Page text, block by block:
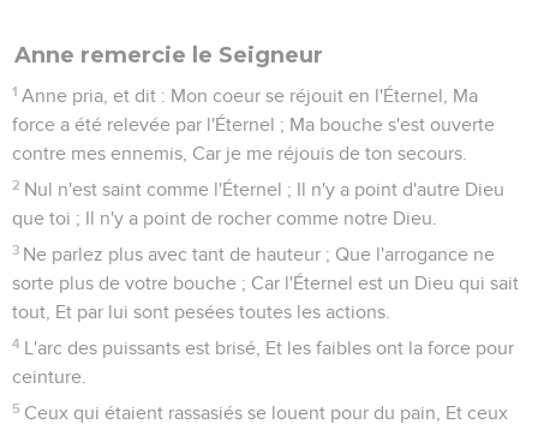
Anne remercie le Seigneur
1 Anne pria, et dit : Mon coeur se réjouit en l'Éternel, Ma
force a été relevée par l'Éternel ; Ma bouche s'est ouverte
contre mes ennemis, Car je me réjouis de ton secours.
2 Nul n'est saint comme l'Éternel ; Il n'y a point d'autre Dieu
que toi ; Il n'y a point de rocher comme notre Dieu.
3 Ne parlez plus avec tant de hauteur ; Que l'arrogance ne
sorte plus de votre bouche ; Car l'Éternel est un Dieu qui sait
tout, Et par lui sont pesées toutes les actions.
4 L'arc des puissants est brisé, Et les faibles ont la force pour
ceinture.
5 Ceux qui étaient rassasiés se louent pour du pain, Et ceux